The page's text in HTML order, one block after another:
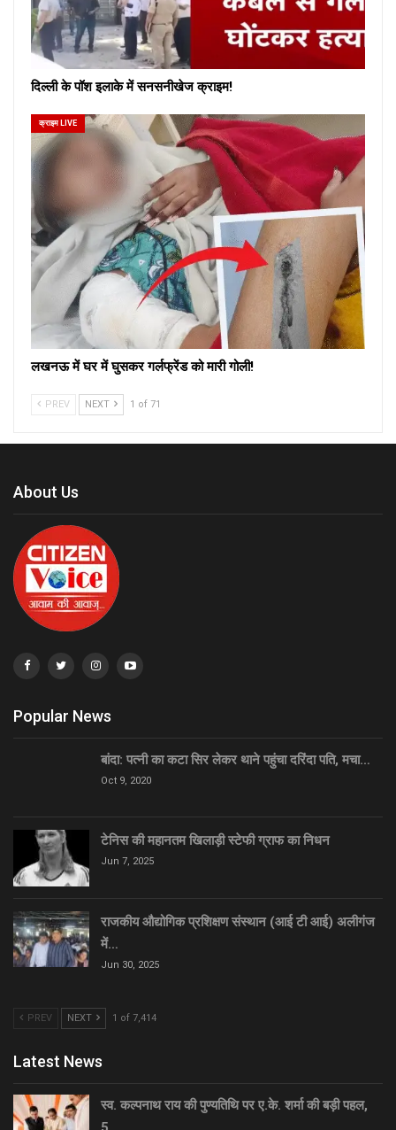
दिल्ली के पॉश इलाके में सनसनीखेज क्राइम!
क्राइम LIVE
लखनऊ में घर में घुसकर गर्लफ्रेंड को मारी गोली!
PREV NEXT 1 of 71
About Us
Popular News
बांदा: पत्नी का कटा सिर लेकर थाने पहुंचा दरिंदा पति, मचा…
Oct 9, 2020
टेनिस की महानतम खिलाड़ी स्टेफी ग्राफ का निधन
Jun 7, 2025
राजकीय औद्योगिक प्रशिक्षण संस्थान (आई टी आई) अलीगंज
में…
Jun 30, 2025
PREV NEXT 1 of 7,414
Latest News
स्व. कल्पनाथ राय की पुण्यतिथि पर ए.के. शर्मा की बड़ी पहल,